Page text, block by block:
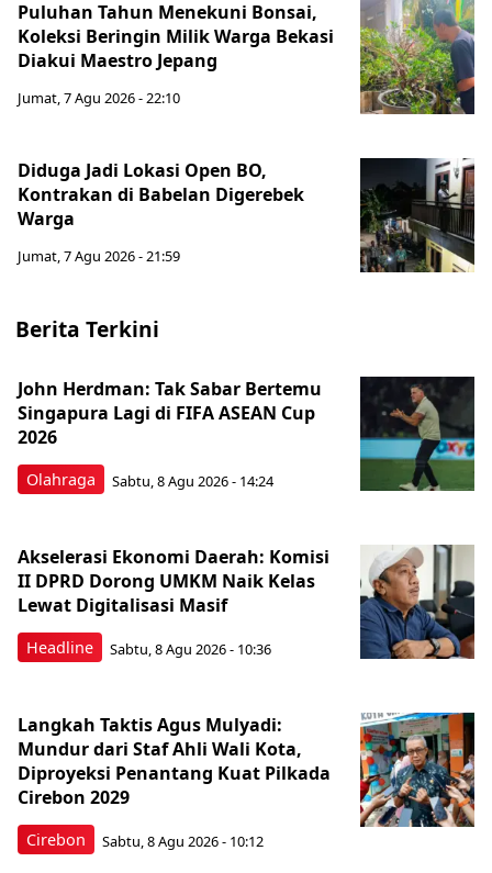
Puluhan Tahun Menekuni Bonsai,
Koleksi Beringin Milik Warga Bekasi
Diakui Maestro Jepang
Jumat, 7 Agu 2026 - 22:10
Diduga Jadi Lokasi Open BO,
Kontrakan di Babelan Digerebek
Warga
Jumat, 7 Agu 2026 - 21:59
Berita Terkini
Olahraga
John Herdman: Tak Sabar Bertemu
Singapura Lagi di FIFA ASEAN Cup
2026
Sabtu, 8 Agu 2026 - 14:24
Headline
Akselerasi Ekonomi Daerah: Komisi
II DPRD Dorong UMKM Naik Kelas
Lewat Digitalisasi Masif
Sabtu, 8 Agu 2026 - 10:36
Cirebon
Langkah Taktis Agus Mulyadi:
Mundur dari Staf Ahli Wali Kota,
Diproyeksi Penantang Kuat Pilkada
Cirebon 2029
Sabtu, 8 Agu 2026 - 10:12